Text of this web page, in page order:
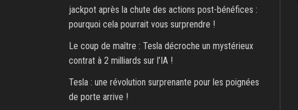
jackpot après la chute des actions post-bénéfices :
pourquoi cela pourrait vous surprendre !
Le coup de maître : Tesla décroche un mystérieux
contrat à 2 milliards sur l’IA !
Tesla : une révolution surprenante pour les poignées
de porte arrive !